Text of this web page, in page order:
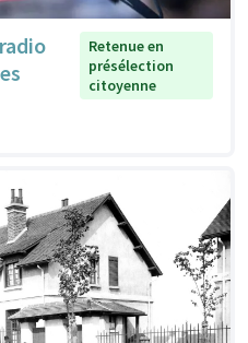
Retenue en
présélection
citoyenne